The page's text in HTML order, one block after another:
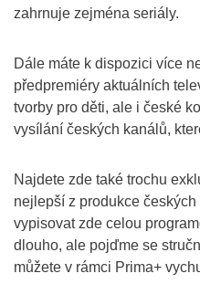
zahrnuje zejména seriály.
Dále máte k dispozici více
předpremiéry aktuálních
tvorby pro děti, ale i české
vysílání českých kanálů,
Najdete zde také trochu
nejlepší z produkce
vypisovat zde celou
dlouho, ale pojďme se
můžete v rámci Prima+